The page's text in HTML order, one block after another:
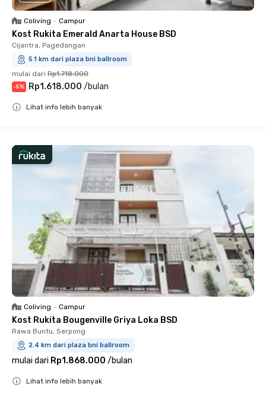
Coliving • Campur
Kost Rukita Emerald Anarta House BSD
Cijantra, Pagedangan
5.1 km dari plaza bni ballroom
mulai dari Rp1.718.000
-5% Rp1.618.000 /bulan
Lihat info lebih banyak
Coliving • Campur
Kost Rukita Bougenville Griya Loka BSD
Rawa Buntu, Serpong
2.4 km dari plaza bni ballroom
mulai dari Rp1.868.000 /bulan
Lihat info lebih banyak